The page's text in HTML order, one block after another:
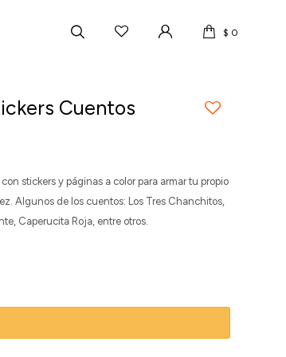
$ 0
Cuentos
stickers y páginas a color para armar tu propio
Algunos de los cuentos: Los Tres Chanchitos,
Caperucita Roja, entre otros.